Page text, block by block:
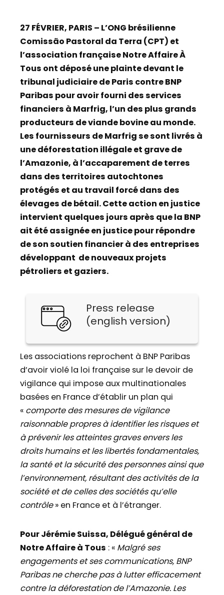
27 FÉVRIER, PARIS – L’ONG brésilienne
Comissão Pastoral da Terra (CPT) et
l’association française Notre Affaire À
Tous ont déposé une plainte devant le
tribunal judiciaire de Paris contre BNP
Paribas pour avoir fourni des services
financiers à Marfrig, l’un des plus grands
producteurs de viande bovine au monde.
Les fournisseurs de Marfrig se sont livrés à
une déforestation illégale et grave de
l’Amazonie, à l’accaparement de terres
dans des territoires autochtones
protégés et au travail forcé dans des
élevages de bétail. Cette action en justice
intervient quelques jours après que la BNP
ait été assignée en justice pour répondre
de son soutien financier à des entreprises
développant de nouveaux projets
pétroliers et gaziers.
Press release
(english version)
Les associations reprochent à BNP Paribas
d’avoir violé la loi française sur le devoir de
vigilance qui impose aux multinationales
basées en France d’établir un plan qui
« comporte desmesures de vigilance
raisonnable propres à identifier les risques et
à prévenir les atteintes graves envers les
droits humains et les libertés fondamentales,
la santé et la sécurité des personnes ainsi que
l’environnement, résultant des activités de la
société et de celles des sociétés qu’elle
contrôle» en France et à l’étranger.
Pour Jérémie Suissa, Délégué général de
Notre Affaire à Tous : « Malgré ses
engagements et ses communications, BNP
Paribas ne cherche pas à lutter efficacement
contre la déforestation de l’Amazonie. Les